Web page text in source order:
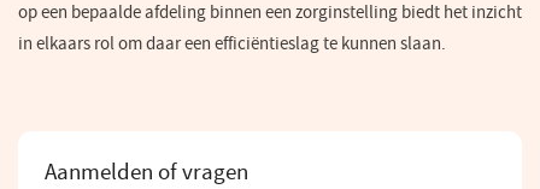
op een bepaalde afdeling binnen een zorginstelling biedt het inzicht
in elkaars rol om daar een efficiëntieslag te kunnen slaan.
Meer informatie
Aanmelden of vragen